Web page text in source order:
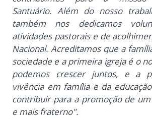
Santuário. Além do nosso
também nos dedicamos
atividades pastorais e de
Nacional. Acreditamos que a
sociedade e a primeira igreja é o
podemos crescer juntos, e a
vivência em família e da
contribuir para a promoção de
e mais fraterno".